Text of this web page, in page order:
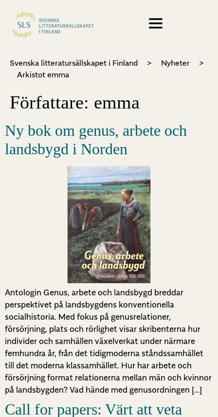
Svenska litteratursällskapet i Finland > Nyheter
>
Arkistot emma
Författare: emma
Ny bok om genus, arbete och
landsbygd i Norden
Antologin Genus, arbete och landsbygd breddar
perspektivet på landsbygdens konventionella
socialhistoria. Med fokus på genusrelationer,
försörjning, plats och rörlighet visar skribenterna hur
individer och samhällen växelverkat under närmare
femhundra år, från det tidigmoderna ståndssamhället
till det moderna klassamhället. Hur har arbete och
försörjning format relationerna mellan män och kvinnor
på landsbygden? Vad hände med genusordningen […]
Call for papers: Värt att veta